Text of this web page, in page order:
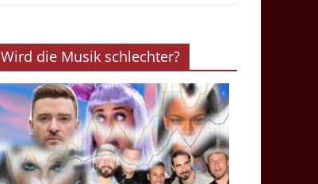
Wird die Musik schlechter?